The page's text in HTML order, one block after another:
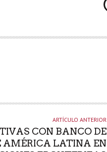
ARTÍCULO ANTERIOR
CON BANCO DE
AMÉRICA LATINA EN